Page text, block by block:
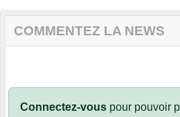
COMMENTEZ LA NEWS
Connectez-vous pour pouvoir